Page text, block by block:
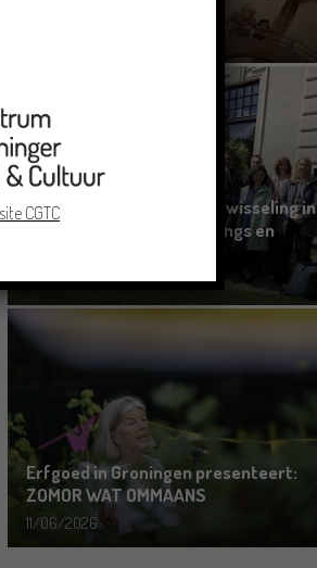
Grensoverschrijdende uitwisseling in
Oldenburg rond het Gronings en
19/06/2026
Erfgoed in Groningen presenteert:
ZOMOR WAT OMMAANS
11/06/2026
CGTC